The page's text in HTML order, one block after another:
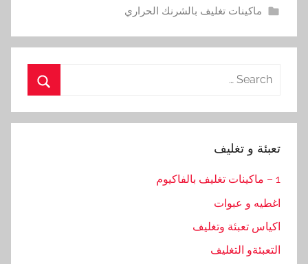
ماكينات تغليف بالشرنك الحراري
Search
تعبئة و تغليف
1 – ماكينات تغليف بالفاكيوم
اغطيه و عبوات
اكياس تعبئة وتغليف
التعبئةو التغليف